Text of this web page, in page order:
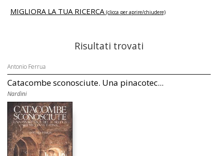
MIGLIORA LA TUA RICERCA (clicca per aprire/chiudere)
Risultati trovati
Antonio Ferrua
Catacombe sconosciute. Una pinacotec...
Nardini